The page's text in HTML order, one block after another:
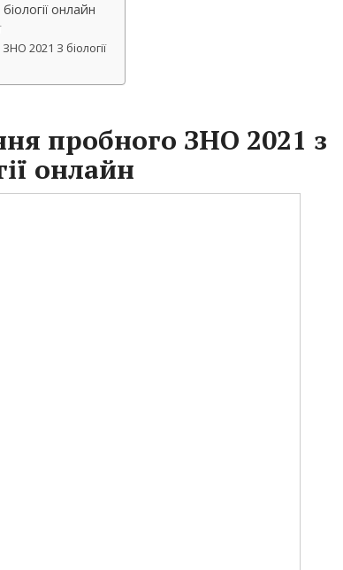
онлайн
2021 З біології
пробного ЗНО 2021 з
онлайн